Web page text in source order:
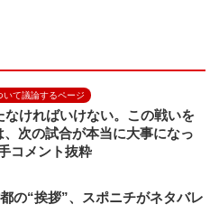
て議論するページ
ければいけない。この戦いを
、次の試合が本当に大事になっ
コメント抜粋
の“挨拶”、スポニチがネタバレ